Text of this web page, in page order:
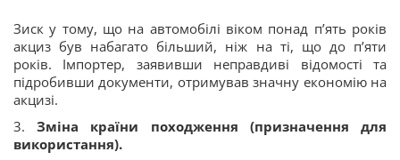
Зиск у тому, що на автомобілі віком понад п’ять років
акциз був набагато більший, ніж на ті, що до п’яти
років. Імпортер, заявивши неправдиві відомості та
підробивши документи, отримував значну економію на
акцизі.
3.Зміна країни походження (призначення для
використання).